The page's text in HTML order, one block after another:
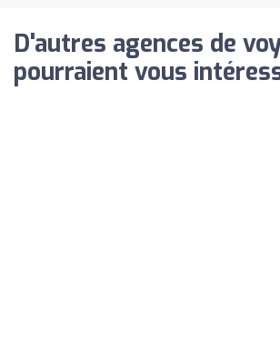
D'autres agences de
pourraient vous